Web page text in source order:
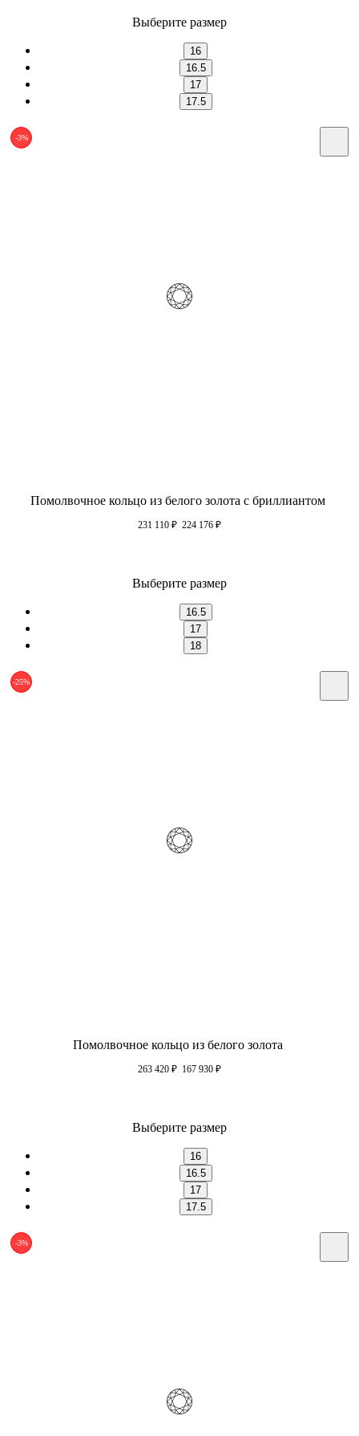
Выберите размер
16
16.5
17
17.5
-3%
Помолвочное кольцо из белого золота с бриллиантом
231 110 ₽ 224 176 ₽
Выберите размер
16.5
17
18
-25%
Помолвочное кольцо из белого золота
263 420 ₽ 167 930 ₽
Выберите размер
16
16.5
17
17.5
-3%